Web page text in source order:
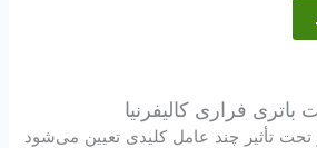
فراری کالیفرنیا
تحت تأثیر چند عامل کلیدی تعیین می‌شود